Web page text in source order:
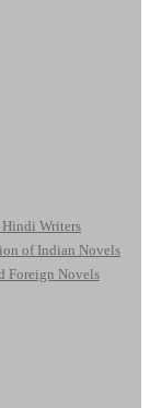
Hindi Writers
of Indian Novels
Foreign Novels